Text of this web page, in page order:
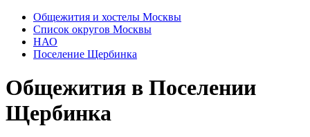
Общежития и хостелы Москвы
Список округов Москвы
НАО
Поселение Щербинка
Общежития в Поселении
Щербинка